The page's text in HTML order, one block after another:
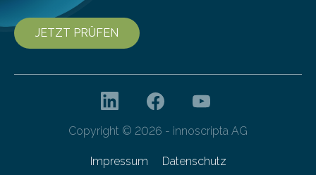
JETZT PRÜFEN
Copyright © 2026 - innoscripta AG
Impressum Datenschutz